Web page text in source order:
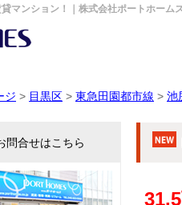
マンション！｜株式会社ポートホーム
ジ > 目黒区 > 東急田園都市線 > 池
問合せはこちら